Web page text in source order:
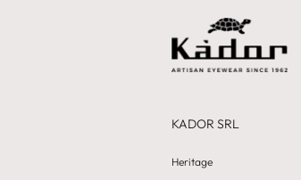
KADOR SRL
Heritage